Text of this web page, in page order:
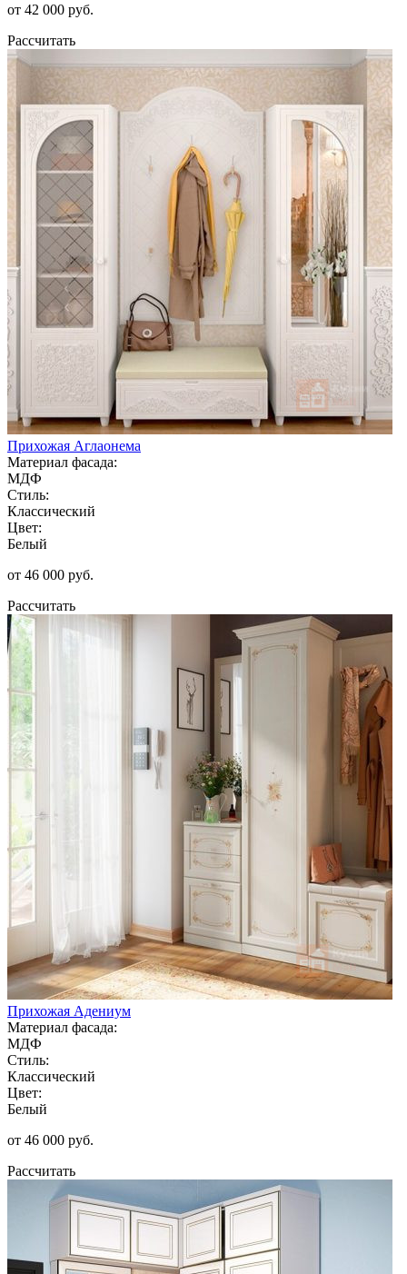
от 42 000 руб.
Рассчитать
Прихожая Аглаонема
Материал фасада:
МДФ
Стиль:
Классический
Цвет:
Белый
от 46 000 руб.
Рассчитать
Прихожая Адениум
Материал фасада:
МДФ
Стиль:
Классический
Цвет:
Белый
от 46 000 руб.
Рассчитать